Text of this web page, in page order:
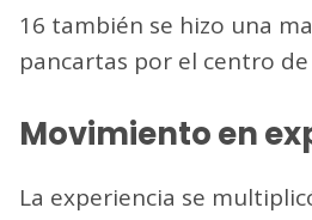
16 también se hizo una
pancartas por el centro de
Movimiento en
La experiencia se